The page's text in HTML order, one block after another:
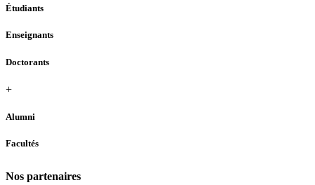
Étudiants
Enseignants
Doctorants
+
Alumni
Facultés
Nos partenaires